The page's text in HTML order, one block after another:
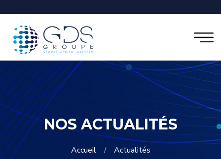
NOS ACTUALITÉS
Accueil Actualités